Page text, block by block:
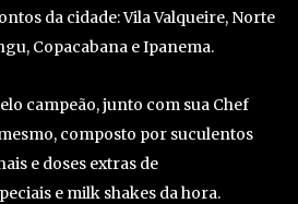
da cidade: Vila Valqueire, Norte
Copacabana e Ipanema.
campeão, junto com sua Chef
composto por suculentos
e doses extras de
e milk shakes da hora.